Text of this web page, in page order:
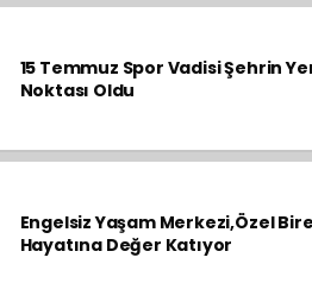
15 Temmuz Spor Vadisi Şehrin
Noktası Oldu
Engelsiz Yaşam Merkezi,Özel
Hayatına Değer Katıyor